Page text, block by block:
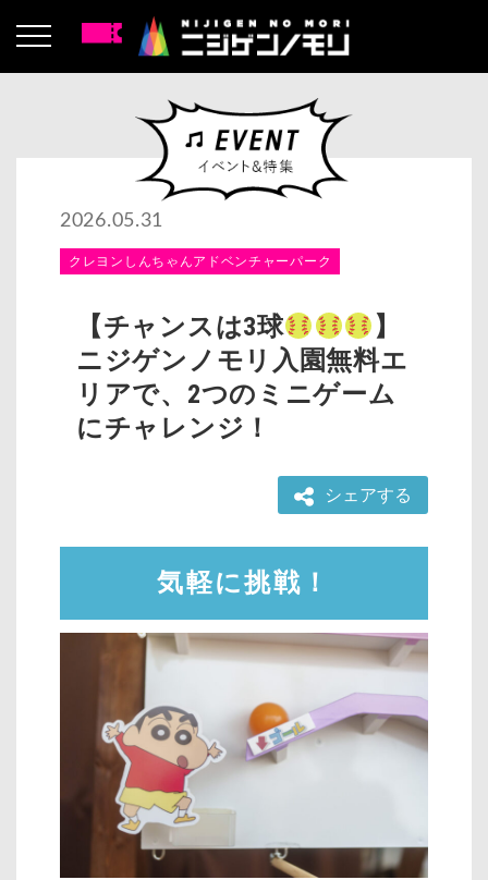
2026.05.31
クレヨンしんちゃんアドベンチャーパーク
【チャンスは3球
】
ニジゲンノモリ入園無料エ
リアで、2つのミニゲーム
にチャレンジ！
シェアする
気軽に挑戦！